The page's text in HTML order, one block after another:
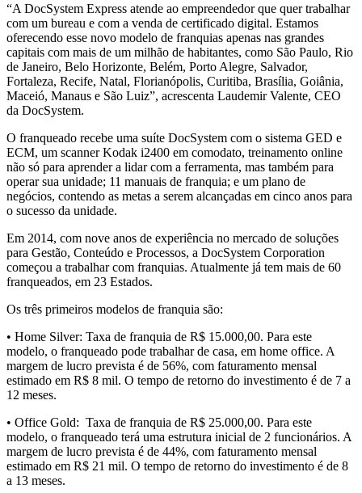
“A DocSystem Express atende ao empreendedor que quer trabalhar
com um bureau e com a venda de certificado digital. Estamos
oferecendo esse novo modelo de franquias apenas nas grandes
capitais com mais de um milhão de habitantes, como São Paulo, Rio
de Janeiro, Belo Horizonte, Belém, Porto Alegre, Salvador,
Fortaleza, Recife, Natal, Florianópolis, Curitiba, Brasília, Goiânia,
Maceió, Manaus e São Luiz”, acrescenta Laudemir Valente, CEO
da DocSystem.
O franqueado recebe uma suíte DocSystem com o sistema GED e
ECM, um scanner Kodak i2400 em comodato, treinamento online
não só para aprender a lidar com a ferramenta, mas também para
operar sua unidade; 11 manuais de franquia; e um plano de
negócios, contendo as metas a serem alcançadas em cinco anos para
o sucesso da unidade.
Em 2014, com nove anos de experiência no mercado de soluções
para Gestão, Conteúdo e Processos, a DocSystem Corporation
começou a trabalhar com franquias. Atualmente já tem mais de 60
franqueados, em 23 Estados.
Os três primeiros modelos de franquia são:
• Home Silver: Taxa de franquia de R$ 15.000,00. Para este
modelo, o franqueado pode trabalhar de casa, em home office. A
margem de lucro prevista é de 56%, com faturamento mensal
estimado em R$ 8 mil. O tempo de retorno do investimento é de 7 a
12 meses.
• Office Gold: Taxa de franquia de R$ 25.000,00. Para este
modelo, o franqueado terá uma estrutura inicial de 2 funcionários. A
margem de lucro prevista é de 44%, com faturamento mensal
estimado em R$ 21 mil. O tempo de retorno do investimento é de 8
a 13 meses.